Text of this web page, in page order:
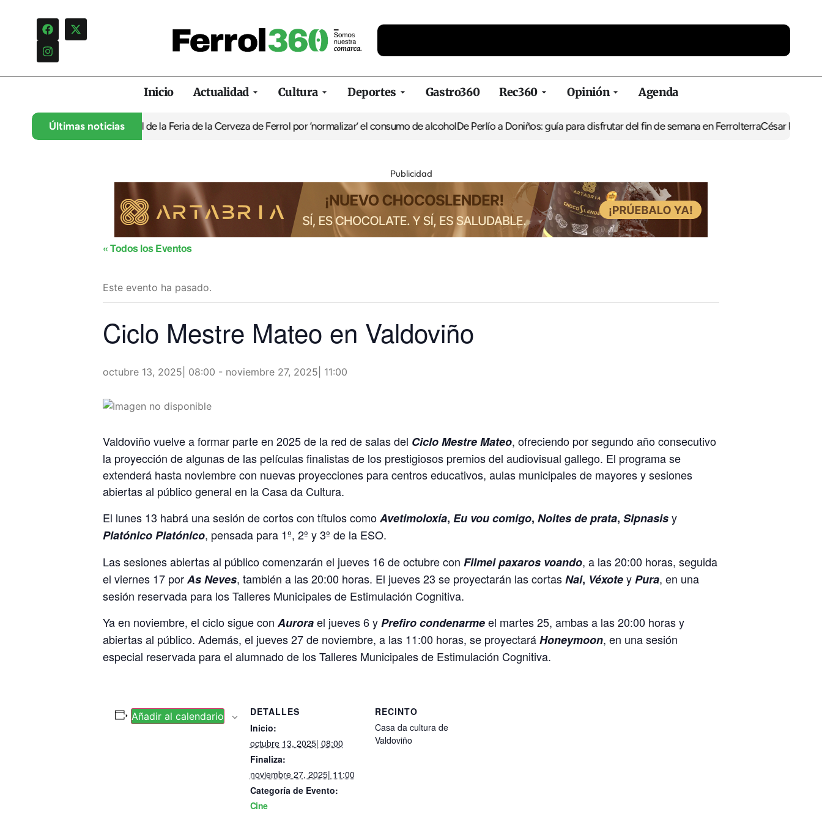
Inicio Actualidad Cultura Deportes Gastro360 Rec360 Opinión Agenda
Últimas noticias
la programación infantil de la Feria de la Cerveza de Ferrol por ‘normalizar’ el consumo de alcoholDe Perlío a Doniños: guía para disfrutar del fin de semana en FerrolterraCésar Pita,
Publicidad
« Todos los Eventos
Este evento ha pasado.
Ciclo Mestre Mateo en Valdoviño
octubre 13, 2025| 08:00 - noviembre 27, 2025| 11:00
Valdoviño vuelve a formar parte en 2025 de la red de salas del Ciclo Mestre Mateo, ofreciendo por segundo año consecutivo
la proyección de algunas de las películas finalistas de los prestigiosos premios del audiovisual gallego. El programa se
extenderá hasta noviembre con nuevas proyecciones para centros educativos, aulas municipales de mayores y sesiones
abiertas al público general en la Casa da Cultura.
El lunes 13 habrá una sesión de cortos con títulos comoAvetimoloxía, Eu vou comigo, Noites de prata, Sipnasisy
Platónico Platónico, pensada para 1º, 2º y 3º de la ESO.
Las sesiones abiertas al público comenzarán el jueves 16 de octubre con Filmei paxaros voando, a las 20:00 horas, seguida
el viernes 17 porAs Neves, también a las 20:00 horas. El jueves 23 se proyectarán las cortasNai, VéxoteyPura, en una
sesión reservada para los Talleres Municipales de Estimulación Cognitiva.
Ya en noviembre, el ciclo sigue con Aurorael jueves 6 yPrefiro condenarmeel martes 25, ambas a las 20:00 horas y
abiertas al público. Además, el jueves 27 de noviembre, a las 11:00 horas, se proyectaráHoneymoon, en una sesión
especial reservada para el alumnado de los Talleres Municipales de Estimulación Cognitiva.
Añadir al calendario
DETALLES
Inicio:
octubre 13, 2025| 08:00
Finaliza:
noviembre 27, 2025| 11:00
Categoría de Evento:
Cine
RECINTO
Casa da cultura de
Valdoviño